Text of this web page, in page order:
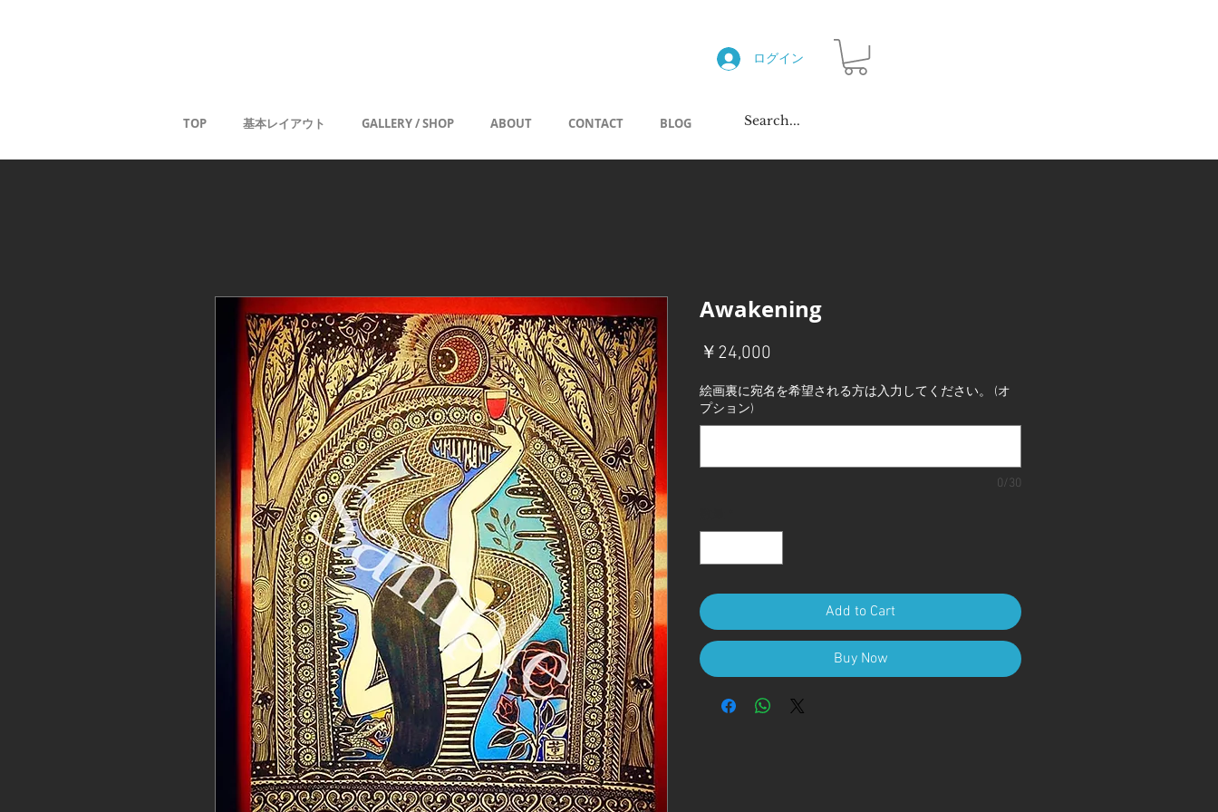
ログイン
TOP 基本レイアウト GALLERY / SHOP ABOUT CONTACT BLOG
Awakening
￥24,000
絵画裏に宛名を希望される方は入力してください。 (オ
プション)
0/30
Add to Cart
Buy Now